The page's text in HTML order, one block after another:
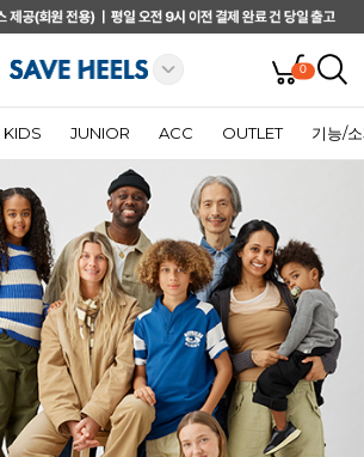
0
KIDS JUNIOR ACC OUTLET 기능/